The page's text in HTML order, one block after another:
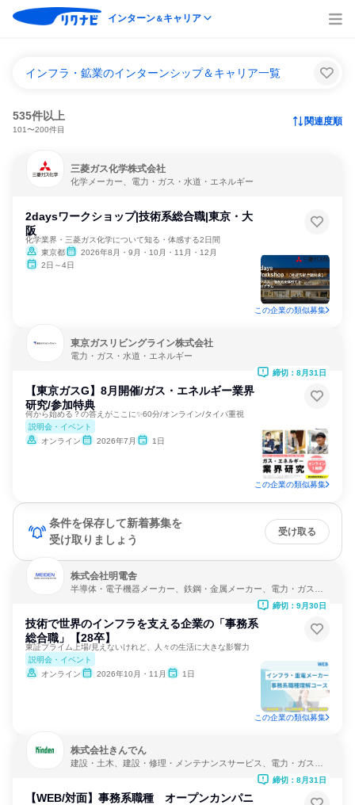
インターン＆キャリア
インフラ・鉱業のインターンシップ＆キャリア一覧
535件以上
101〜200件目
関連度順
三菱ガス化学株式会社
化学メーカー、電力・ガス・水道・エネルギー
2daysワークショップ|技術系総合職|東京・大
阪
化学業界・三菱ガス化学について知る・体感する2日間
東京都
2026年8月・9月・10月・11月・12月
2日～4日
この企業の類似募集
東京ガスリビングライン株式会社
電力・ガス・水道・エネルギー
【東京ガスG】8月開催/ガス・エネルギー業界
研究/参加特典
何から始める？の答えがここに✨60分/オンライン/タイパ重視
説明会・イベント
オンライン
2026年7月 1日
締切：8月31日
この企業の類似募集
条件を保存して新着募集を
受け取りましょう
受け取る
株式会社明電舎
半導体・電子機器メーカー、鉄鋼・金属メーカー、電力・ガス・
技術で世界のインフラを支える企業の「事務系
総合職」【28卒】
東証プライム上場/見えないけれど、人々の生活に大きな影響力
説明会・イベント
オンライン
2026年10月・11月 1日
締切：9月30日
この企業の類似募集
株式会社きんでん
建設・土木、建設・修理・メンテナンスサービス、電力・ガス・
【WEB/対面】事務系職種 オープンカンパニ
締切：8月31日